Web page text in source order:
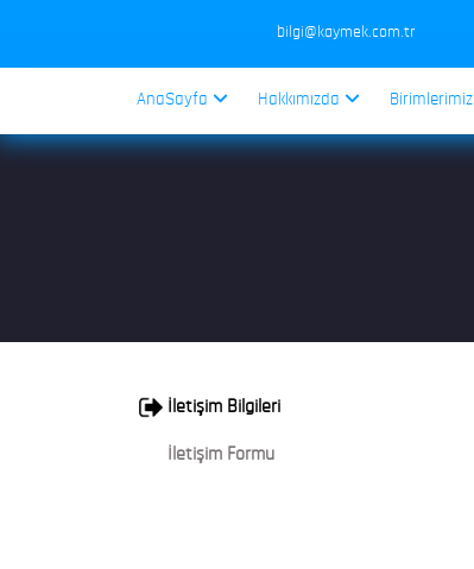
bilgi@kaymek.com.tr
AnaSayfa Hakkımızda Birimlerimiz
İletişim Bilgileri
İletişim Formu